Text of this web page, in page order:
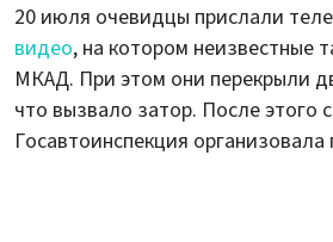
20 июля очевидцы прислали
видео, на котором неизвестные
МКАД. При этом они перекрыли
что вызвало затор. После этого
Госавтоинспекция организовала